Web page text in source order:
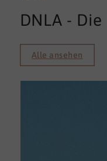
DNLA -
Alle ansehen